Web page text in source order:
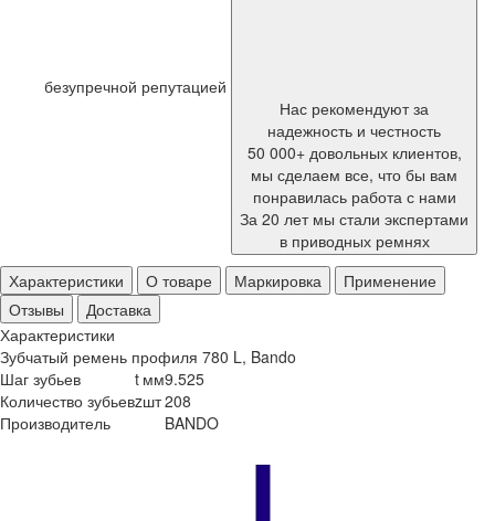
безупречной репутацией
Нас рекомендуют за
надежность и честность
50 000+ довольных клиентов,
мы сделаем все, что бы вам
понравилась работа с нами
За 20 лет мы стали экспертами
в приводных ремнях
Характеристики
О товаре Маркировка
Применение
Отзывы
Доставка
Характеристики
Зубчатый ремень профиля 780 L, Bando
Шаг зубьев
t мм9.525
Количество зубьевzшт208
Производитель
BANDO